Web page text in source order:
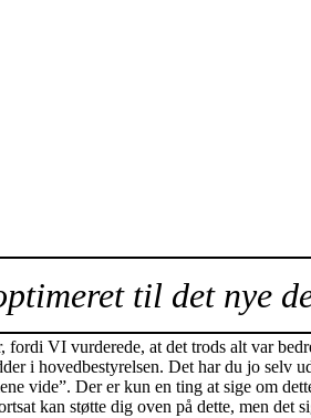
til det nye
VI vurderede, at det trods alt var
i hovedbestyrelsen. Det har du jo selv
vide”. Der er kun en ting at sige om
kan støtte dig oven på dette, men det